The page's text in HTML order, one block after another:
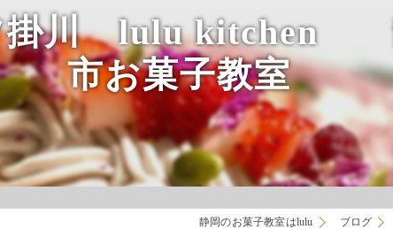
掛川 lulu kitchen
市お菓子教室
静岡のお菓子教室はlulu ブログ